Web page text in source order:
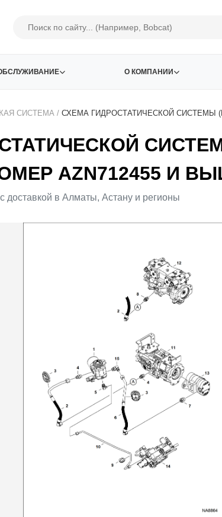
О КОМПАНИИ
СИСТЕМА / СХЕМА ГИДРОСТАТИЧЕСКОЙ СИСТЕМЫ
AZN712455 И
доставкой в Алматы, Астану и регионы